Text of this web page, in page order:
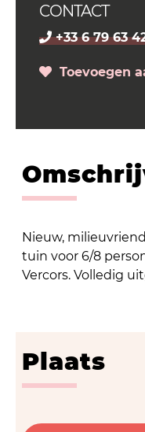
CONTACT
+33 6 79 63
Toevoegen
Nieuw,
tuin voor 6/8
Vercors. Volledig
Plaats